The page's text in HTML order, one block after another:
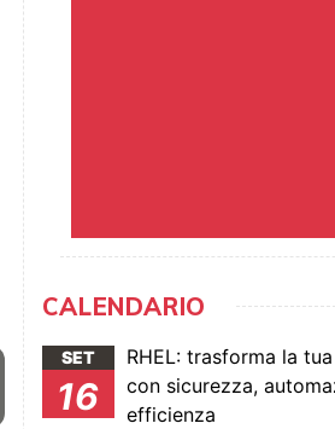
CALENDARIO
SET
16
RHEL: trasforma la
con sicurezza,
efficienza